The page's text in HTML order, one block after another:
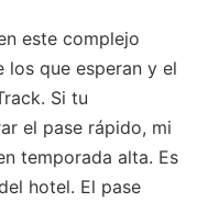
este complejo
los que esperan y el
Si tu
el pase rápido, mi
temporada alta. Es
hotel. El pase